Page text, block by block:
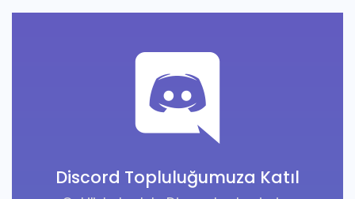
Discord Topluluğumuza Katıl